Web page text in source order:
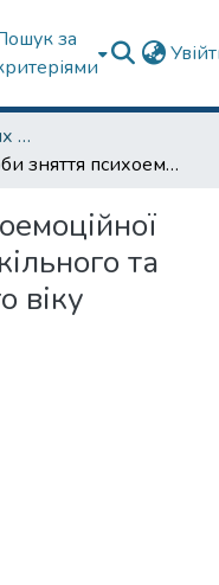
за
Кафедра природничих наук та здоров'язбереження
Способи зняття психоемоційної напруги в дітей дошкільного та молодшого шкільного віку
та
віку